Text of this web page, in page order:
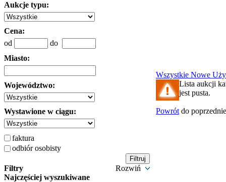
Aukcje typu:
Cena:
od
do
Miasto:
Województwo:
Wystawione w ciągu:
faktura
odbiór osobisty
Filtry
Rozwiń
Najczęściej wyszukiwane
Wszystkie Nowe
Lista aukcji
jest pusta.
Powrót do